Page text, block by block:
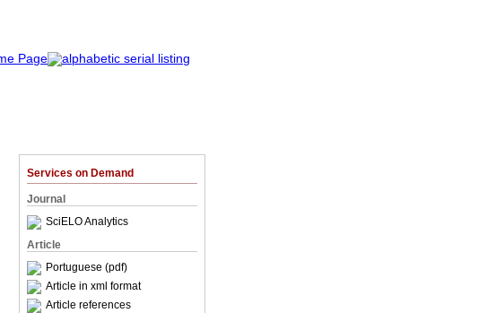
Services on Demand
Journal
SciELO Analytics
Article
Portuguese (pdf)
Article in xml format
Article references